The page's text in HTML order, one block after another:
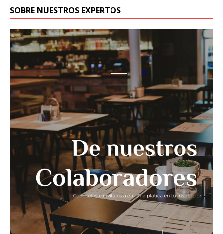
SOBRE NUESTROS EXPERTOS